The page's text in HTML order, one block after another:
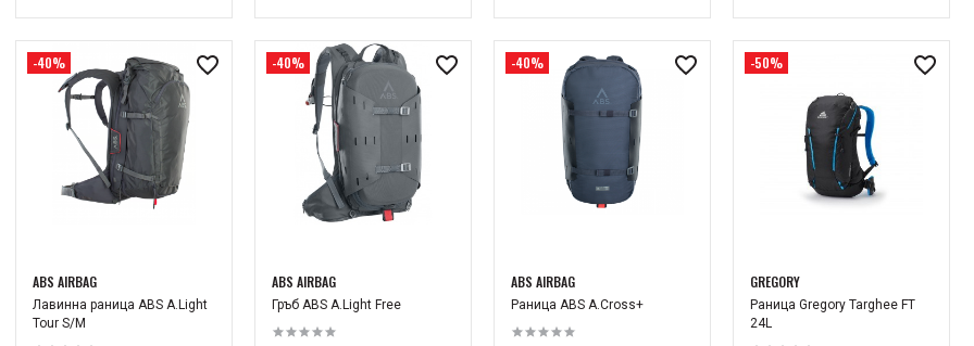
-40%
ABS AIRBAG
Лавинна раница ABS A.Light
Tour S/M
-40%
ABS AIRBAG
Гръб ABS A.Light Free
-40%
ABS AIRBAG
Раница ABS A.Cross+
-50%
GREGORY
Раница Gregory Targhee FT
24L